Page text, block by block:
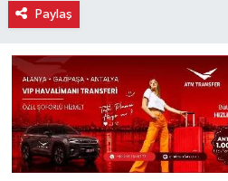
Paylaş